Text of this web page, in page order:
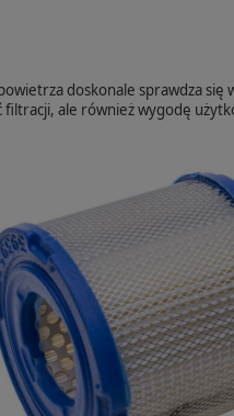
doskonale sprawdza się
filtracji, ale również wygodę